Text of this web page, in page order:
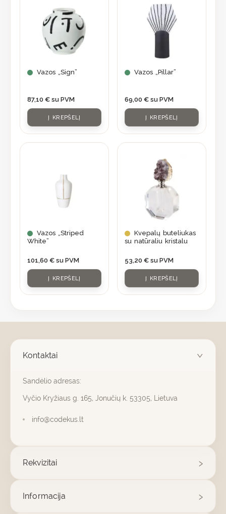
Vazos „Sign”
87,10 € su PVM
Į KREPŠELĮ
Vazos „Pillar”
69,00 € su PVM
Į KREPŠELĮ
Vazos „Striped
White”
101,60 € su PVM
Į KREPŠELĮ
Kvepalų buteliukas
su natūraliu kristalu
53,20 € su PVM
Į KREPŠELĮ
Kontaktai
Sandėlio adresas:
Vyčio Kryžiaus g. 165, Jonučių k. 53305, Lietuva
info@codekus.lt
Rekvizitai
Informacija